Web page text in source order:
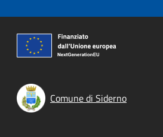
Comune di Siderno